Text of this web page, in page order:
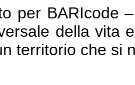
per BARIcode
della vita
territorio che si